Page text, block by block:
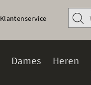
Dames Heren
Klantenservice